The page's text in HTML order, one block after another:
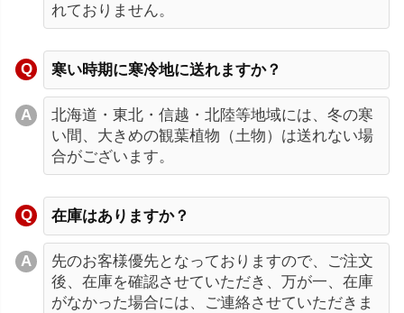
れておりません。
寒い時期に寒冷地に送れますか？
北海道・東北・信越・北陸等地域には、冬の寒
い間、大きめの観葉植物（土物）は送れない場
合がございます。
在庫はありますか？
先のお客様優先となっておりますので、ご注文
後、在庫を確認させていただき、万が一、在庫
がなかった場合には、ご連絡させていただきま